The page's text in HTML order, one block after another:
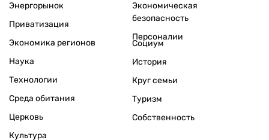
Энергорынок
Приватизация
Экономика регионов
Экономическая
безопасность
Персоналии
Наука
Технологии
Среда обитания
Церковь
Культура
Социум
История
Круг семьи
Туризм
Собственность